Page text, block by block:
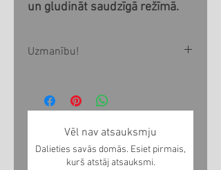
un gludināt saudzīgā režīmā.
Uzmanību!
Jūsu pasūtījuma 1-3 nedēļu
saņemt noteiktā laikā, pirms
pasūtījuma veikšanas lūdzu
Vēl nav atsauksmju
Dalieties savās domās. Esiet pirmais,
kurš atstāj atsauksmi.